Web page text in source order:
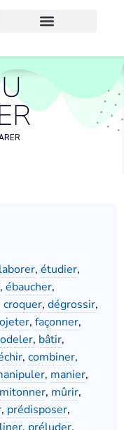
, étudier,
, ébaucher,
croquer, dégrossir,
, façonner,
, bâtir,
, combiner,
, manier,
mitonner, mûrir,
, prédisposer,